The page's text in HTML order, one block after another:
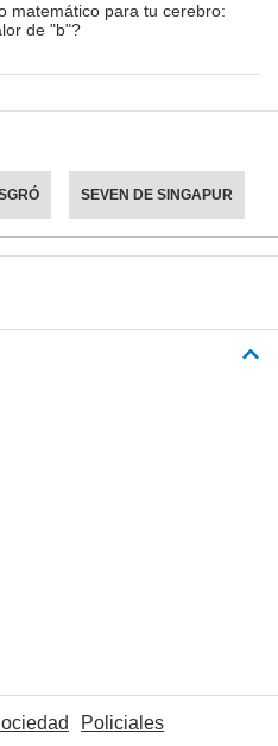
matemático para tu cerebro:
de "b"?
SEVEN DE SINGAPUR
Policiales